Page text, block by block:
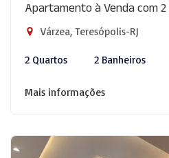
Apartamento à Venda com
Várzea, Teresópolis-RJ
2 Quartos 2 Banheiros
Mais informações